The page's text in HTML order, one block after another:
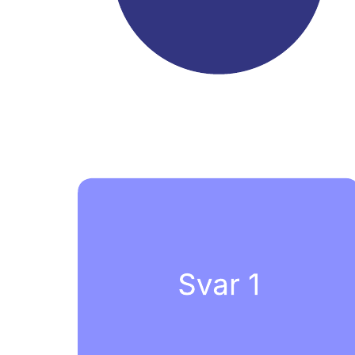
Öppna mallen för att se ett detaljerat exempel på ett
konversationsträd som du kan anpassa efter dina behov.
Relaterade mallar